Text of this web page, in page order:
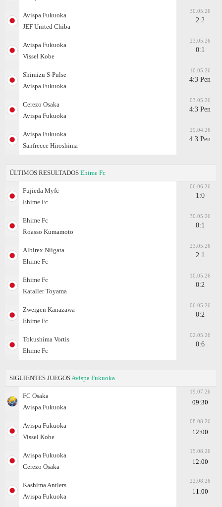
Avispa Fukuoka
JEF United Chiba
30.05.26
2:2
Avispa Fukuoka
Vissel Kobe
23.05.26
0:1
Shimizu S-Pulse
Avispa Fukuoka
10.05.26
4:3 Pen
Cerezo Osaka
Avispa Fukuoka
03.05.26
4:3 Pen
Avispa Fukuoka
Sanfrecce Hiroshima
29.04.26
4:3 Pen
ÚLTIMOS RESULTADOS Ehime Fc
Fujieda Myfc
Ehime Fc
06.06.26
1:0
Ehime Fc
Roasso Kumamoto
30.05.26
0:1
Albirex Niigata
Ehime Fc
23.05.26
2:1
Ehime Fc
Kataller Toyama
10.05.26
0:2
Zweigen Kanazawa
Ehime Fc
06.05.26
0:2
Tokushima Vortis
Ehime Fc
02.05.26
0:6
SIGUIENTES JUEGOS Avispa Fukuoka
FC Osaka
Avispa Fukuoka
19.07.26
09:30
Avispa Fukuoka
Vissel Kobe
08.08.26
12:00
Avispa Fukuoka
Cerezo Osaka
15.08.26
12:00
Kashima Antlers
Avispa Fukuoka
22.08.26
11:00